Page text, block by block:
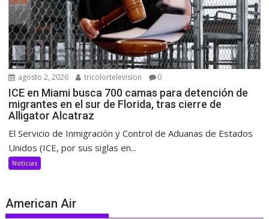
agosto 2, 2026 tricolortelevision 0
ICE en Miami busca 700 camas para detención de
migrantes en el sur de Florida, tras cierre de
Alligator Alcatraz
El Servicio de Inmigración y Control de Aduanas de Estados
Unidos (ICE, por sus siglas en...
Noticias
American Air